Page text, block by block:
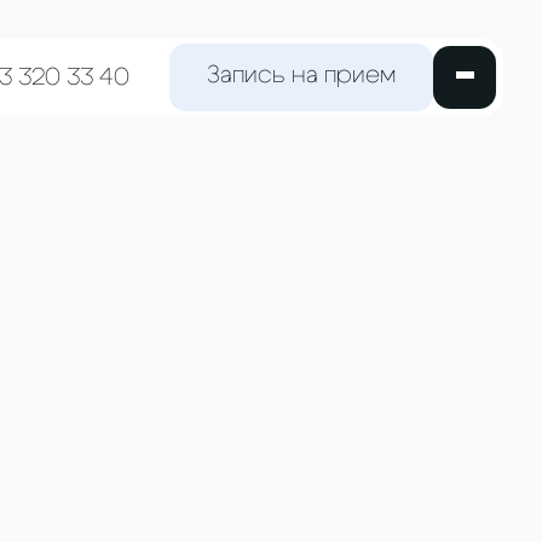
320 33 40 Запись на прием